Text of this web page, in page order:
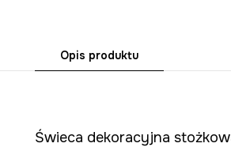
Opis produktu
Świeca dekoracyjna